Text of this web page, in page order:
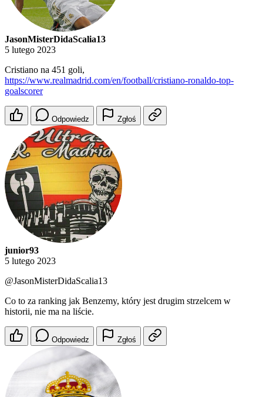
JasonMisterDidaScalia13
5 lutego 2023
Cristiano na 451 goli,
https://www.realmadrid.com/en/football/cristiano-ronaldo-top-
goalscorer
Odpowiedz Zgłoś
junior93
5 lutego 2023
@JasonMisterDidaScalia13
Co to za ranking jak Benzemy, który jest drugim strzelcem w
historii, nie ma na liście.
Odpowiedz Zgłoś